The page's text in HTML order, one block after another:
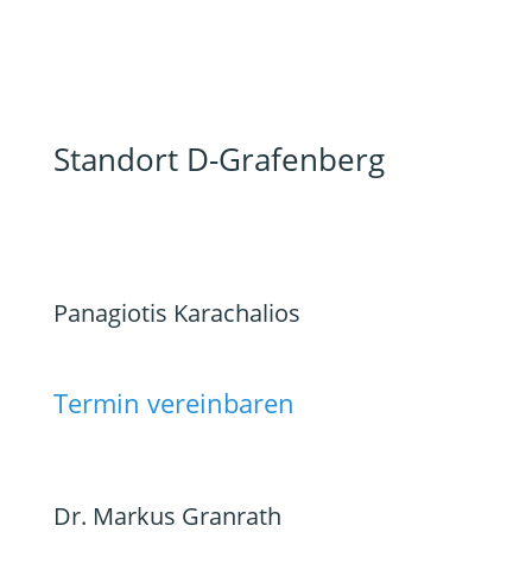
Standort D-Grafenberg
Panagiotis Karachalios
Termin vereinbaren
Dr. Markus Granrath